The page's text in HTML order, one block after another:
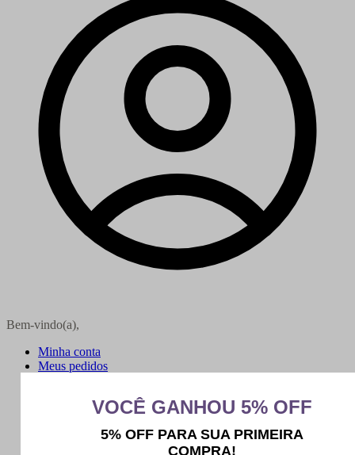
Bem-vindo(a),
Minha conta
Meus pedidos